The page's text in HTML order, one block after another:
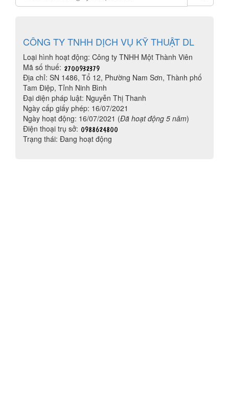
CÔNG TY TNHH DỊCH VỤ KỸ THUẬT DL
Loại hình hoạt động: Công ty TNHH Một Thành Viên
Mã số thuế:
Địa chỉ: SN 1486, Tổ 12, Phường Nam Sơn, Thành phố
Tam Điệp, Tỉnh Ninh Bình
Đại diện pháp luật: Nguyễn Thị Thanh
Ngày cấp giấy phép: 16/07/2021
Ngày hoạt động: 16/07/2021 (Đã hoạt động 5 năm)
Điện thoại trụ sở:
Trạng thái: Đang hoạt động